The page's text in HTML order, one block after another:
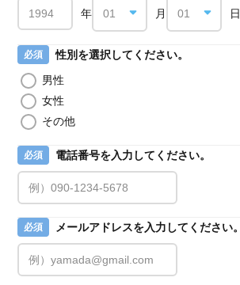
年 月 日
必須
性別を選択してください。
男性
女性
その他
必須 電話番号を入力してください。
必須 メールアドレスを入力してください。